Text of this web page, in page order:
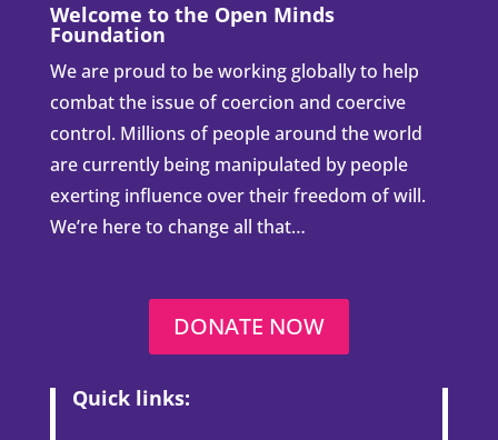
Welcome to the Open Minds
Foundation
We are proud to be working globally to help
combat the issue of coercion and coercive
control. Millions of people around the world
are currently being manipulated by people
exerting influence over their freedom of will.
We’re here to change all that…
DONATE NOW
Quick links: